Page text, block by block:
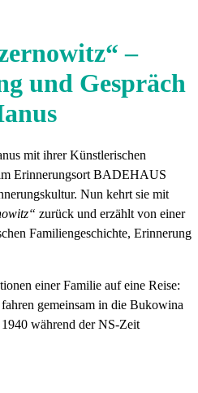
–
und Gespräch
mit ihrer Künstlerischen
Erinnerungsort BADEHAUS
Nun kehrt sie mit
zurück und erzählt von einer
Familiengeschichte, Erinnerung
einer Familie auf eine Reise:
gemeinsam in die Bukowina
während der NS-Zeit